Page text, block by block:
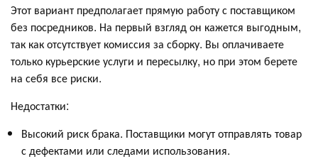
Этот вариант предполагает прямую работу с поставщиком
без посредников. На первый взгляд он кажется выгодным,
так как отсутствует комиссия за сборку. Вы оплачиваете
только курьерские услуги и пересылку, но при этом берете
на себя все риски.
Недостатки:
Высокий риск брака. Поставщики могут отправлять товар
с дефектами или следами использования.